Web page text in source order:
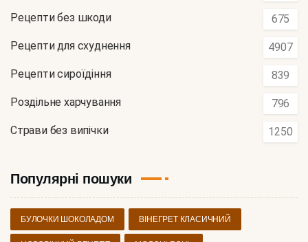
Рецепти без шкоди 675
Рецепти для схуднення 4907
Рецепти сироїдіння 839
Роздільне харчування 796
Страви без випічки 1250
Популярні пошуки
БУЛОЧКИ ШОКОЛАДОМ ВІНЕГРЕТ КЛАСИЧНИЙ